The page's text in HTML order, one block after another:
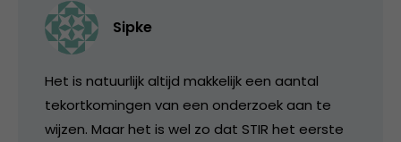
Sipke
Het is natuurlijk altijd makkelijk een aantal
tekortkomingen van een onderzoek aan te
wijzen. Maar het is wel zo dat STIR het eerste